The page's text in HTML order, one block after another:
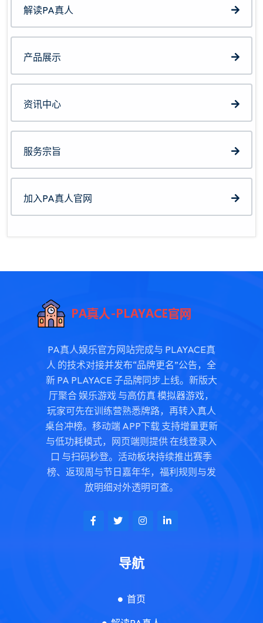
解读PA真人
产品展示
资讯中心
服务宗旨
加入PA真人官网
PA真人娱乐官方网站完成与 PLAYACE真
人 的技术对接并发布“品牌更名”公告，全
新 PA PLAYACE 子品牌同步上线。新版大
厅聚合 娱乐游戏 与高仿真 模拟器游戏，
玩家可先在训练营熟悉牌路，再转入真人
桌台冲榜。移动端 APP下载 支持增量更新
与低功耗模式，网页端则提供 在线登录入
口 与扫码秒登。活动板块持续推出赛季
榜、返现周与节日嘉年华，福利规则与发
放明细对外透明可查。
导航
首页